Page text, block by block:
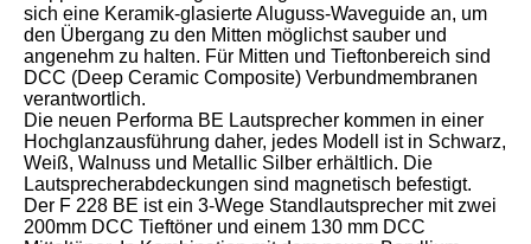
sich eine Keramik-glasierte Aluguss-Waveguide an, um
den Übergang zu den Mitten möglichst sauber und
angenehm zu halten. Für Mitten und Tieftonbereich sind
DCC (Deep Ceramic Composite) Verbundmembranen
verantwortlich.
Die neuen Performa BE Lautsprecher kommen in einer
Hochglanzausführung daher, jedes Modell ist in Schwarz,
Weiß, Walnuss und Metallic Silber erhältlich. Die
Lautsprecherabdeckungen sind magnetisch befestigt.
Der F 228 BE ist ein 3-Wege Standlautsprecher mit zwei
200mm DCC Tieftöner und einem 130 mm DCC